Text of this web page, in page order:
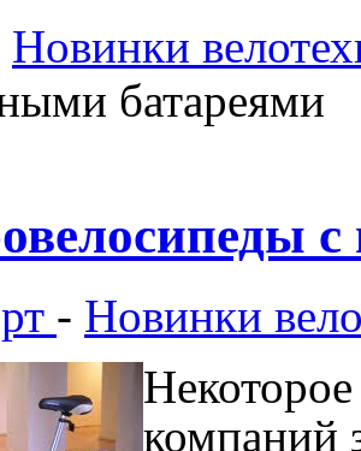
Новинки
батареями
- Новинки
компаний